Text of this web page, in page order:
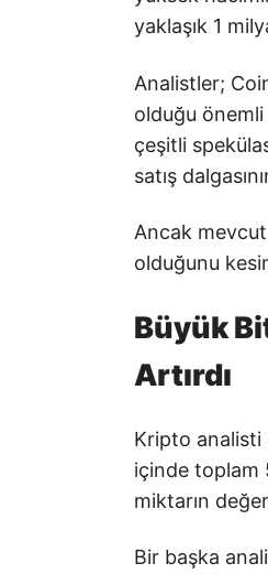
yaklaşık 1
Analistler;
olduğu
çeşitli
satış
Ancak
olduğunu
Büyük
Artırdı
Kripto analisti
içinde toplam
miktarın
Bir başka